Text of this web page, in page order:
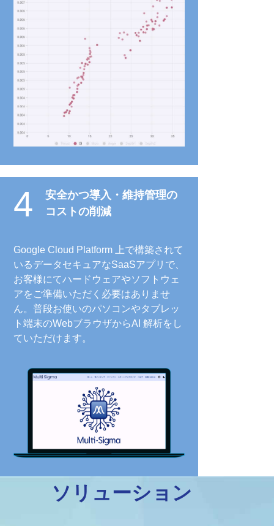
4
安全かつ導入・維持管理の
コストの削減
Google Cloud Platform 上で構築されて
いるデータセキュアなSaaSアプリで、
お客様にてハードウェアやソフトウェ
アをご準備いただく必要はありませ
ん。普段お使いのパソコンやタブレッ
ト端末のWebブラウザからAI 解析をし
ていただけます。
ソリューション